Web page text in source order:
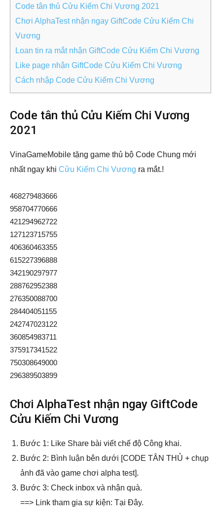
Code tân thủ Cửu Kiếm Chi Vương 2021
Chơi AlphaTest nhận ngay GiftCode Cửu Kiếm Chi
Vương
Loan tin ra mắt nhận GiftCode Cửu Kiếm Chi Vương
Like page nhận GiftCode Cửu Kiếm Chi Vương
Cách nhập Code Cửu Kiếm Chi Vương
Code tân thủ Cửu Kiếm Chi Vương
2021
VinaGameMobile tặng game thủ bộ Code Chung mới
nhất ngay khi Cửu Kiếm Chi Vương ra mắt.!
468279483666
958704770666
421294962722
127123715755
406360463355
615227396888
342190297977
288762952388
276350088700
284404051155
242747023122
360854983711
375917341522
750308649000
296389503899
Chơi AlphaTest nhận ngay GiftCode
Cửu Kiếm Chi Vương
Bước 1: Like Share bài viết chế độ Công khai.
Bước 2: Bình luận bên dưới [CODE TÂN THỦ + chụp
ảnh đã vào game chơi alpha test].
Bước 3: Check inbox và nhận quà.
==> Link tham gia sự kiện: Tại Đây.